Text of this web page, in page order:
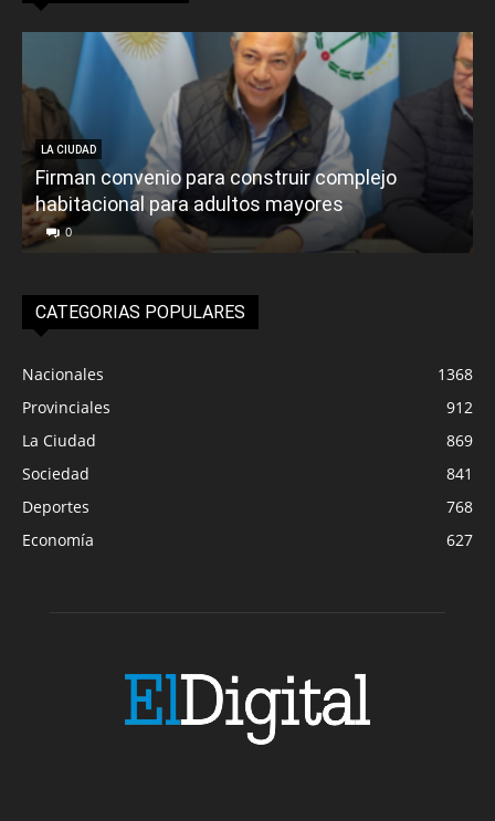
LA CIUDAD
Firman convenio para construir complejo
habitacional para adultos mayores
0
CATEGORIAS POPULARES
Nacionales
1368
Provinciales
912
La Ciudad
869
Sociedad
841
Deportes
768
Economía
627